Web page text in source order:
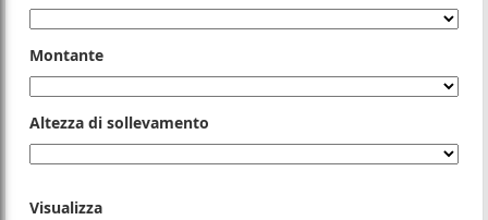
Montante
Altezza di sollevamento
Visualizza